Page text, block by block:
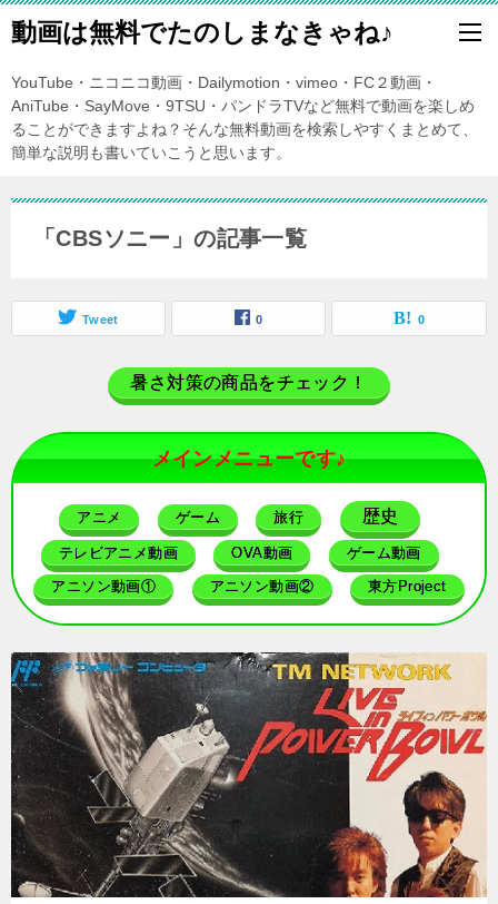
動画は無料でたのしまなきゃね♪
YouTube・ニコニコ動画・Dailymotion・vimeo・FC２動画・
AniTube・SayMove・9TSU・パンドラTVなど無料で動画を楽しめ
ることができますよね？そんな無料動画を検索しやすくまとめて、
簡単な説明も書いていこうと思います。
「CBSソニー」の記事一覧
Tweet 0 0
暑さ対策の商品をチェック！
メインメニューです♪
アニメ ゲーム 旅行 歴史
テレビアニメ動画 OVA動画 ゲーム動画
アニソン動画① アニソン動画② 東方Project